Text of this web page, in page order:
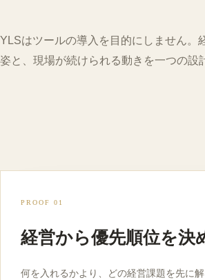
YLSはツールの導入を目的にしません。
姿と、現場が続けられる動きを一つの設
PROOF 01
経営から優先順位を決
何を入れるかより、どの経営課題を先に